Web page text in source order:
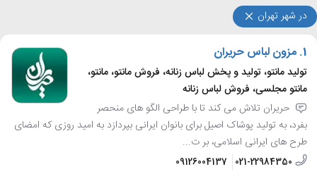
در شهر تهران
1. مزون لباس حریران
تولید مانتو، تولید و پخش لباس زنانه، فروش مانتو، مانتو،
مانتو مجلسی، فروش لباس زنانه
حریران تلاش می کند تا با طراحی الگو های منحصر
بفرد، به تولید پوشاک اصیل برای بانوان ایرانی بپردازد به امید روزی که امضای
طرح های ایرانی اسلامی، بر ت...
021-22984350
09126004137